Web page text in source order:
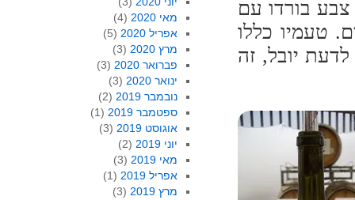
צבע בורדו עם
טעמיו כללו
יובל, זה
מאי 2020
(4)
אפריל 2020
(5)
מרץ 2020
(3)
פברואר 2020
(3)
ינואר 2020
(3)
נובמבר 2019
(2)
ספטמבר 2019
(1)
אוגוסט 2019
(3)
יוני 2019
(2)
מאי 2019
(3)
אפריל 2019
(1)
מרץ 2019
(3)